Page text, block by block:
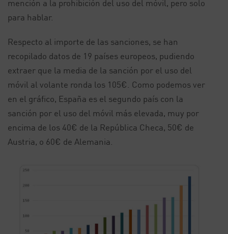
mención a la prohibición del uso del móvil, pero solo
para hablar.
Respecto al importe de las sanciones, se han
recopilado datos de 19 países europeos, pudiendo
extraer que la media de la sanción por el uso del
móvil al volante ronda los 105€. Como podemos ver
en el gráfico, España es el segundo país con la
sanción por el uso del móvil más elevada, muy por
encima de los 40€ de la República Checa, 50€ de
Austria, o 60€ de Alemania.